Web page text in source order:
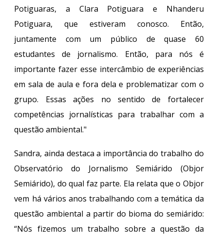
Potiguaras, a Clara Potiguara e Nhanderu
Potiguara, que estiveram conosco. Então,
juntamente com um público de quase 60
estudantes de jornalismo. Então, para nós é
importante fazer esse intercâmbio de experiências
em sala de aula e fora dela e problematizar com o
grupo. Essas ações no sentido de fortalecer
competências jornalísticas para trabalhar com a
questão ambiental."
Sandra, ainda destaca a importância do trabalho do
Observatório do Jornalismo Semiárido (Objor
Semiárido), do qual faz parte. Ela relata que o Objor
vem há vários anos trabalhando com a temática da
questão ambiental a partir do bioma do semiárido:
“Nós fizemos um trabalho sobre a questão da